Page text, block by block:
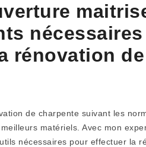
rénovation
de charpente suivant les
matériels. Avec mon
nécessaires pour effectuer la